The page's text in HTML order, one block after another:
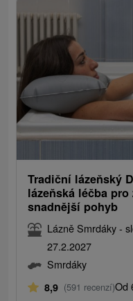
Tradiční lázeňský
lázeňská léčba
snadnější pohyb
Lázně Smrdáky -
27.2.2027
Smrdáky
8,9 (591 recenzí)Od